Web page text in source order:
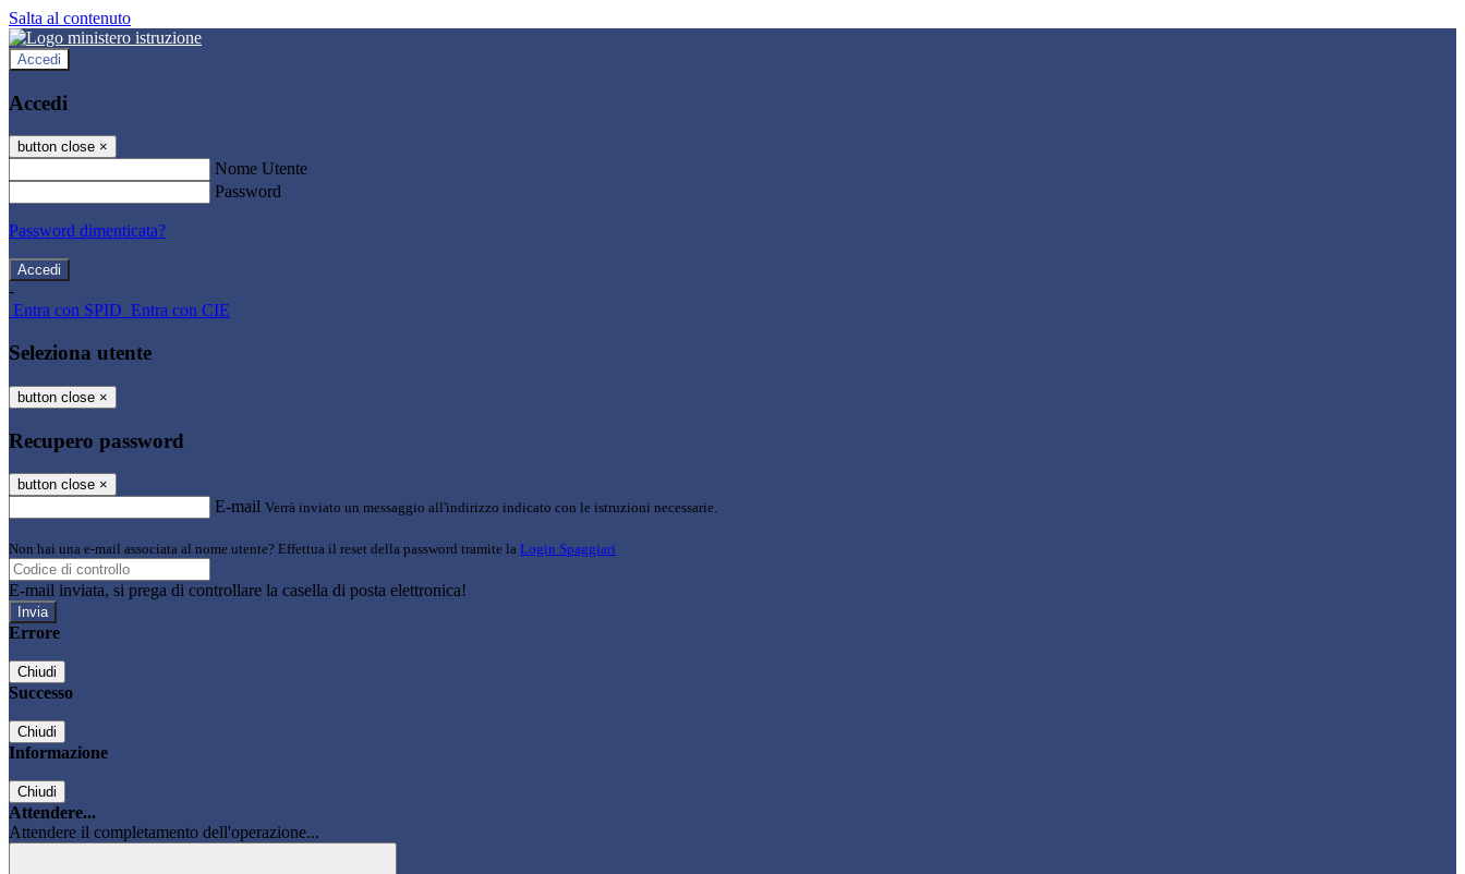
Salta al contenuto
Accedi
Accedi
button close ×
Nome Utente
Password
Password dimenticata?
-
Entra con SPID Entra con CIE
Seleziona utente
button close ×
Recupero password
button close ×
E-mail Verrà inviato un messaggio all'indirizzo indicato con le istruzioni necessarie.
Non hai una e-mail associata al nome utente? Effettua il reset della password tramite la Login Spaggiari
E-mail inviata, si prega di controllare la casella di posta elettronica!
Errore
Chiudi
Successo
Chiudi
Informazione
Chiudi
Attendere...
Attendere il completamento dell'operazione...